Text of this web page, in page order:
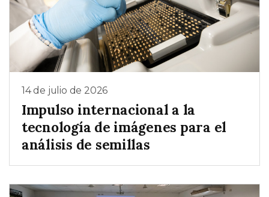
14 de julio de 2026
Impulso internacional a la
tecnología de imágenes para el
análisis de semillas